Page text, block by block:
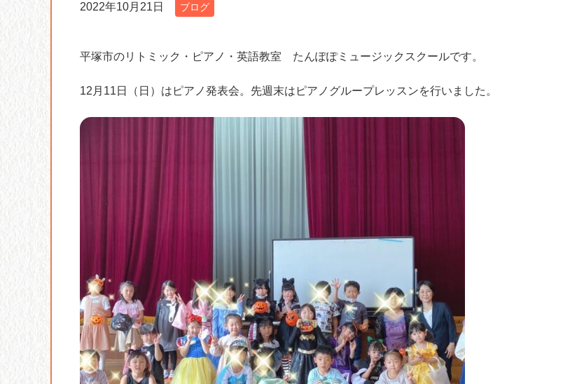
2022年10月21日 ブログ
平塚市のリトミック・ピアノ・英語教室 たんぽぽミュージックスクールです。
12月11日（日）はピアノ発表会。先週末はピアノグループレッスンを行いました。